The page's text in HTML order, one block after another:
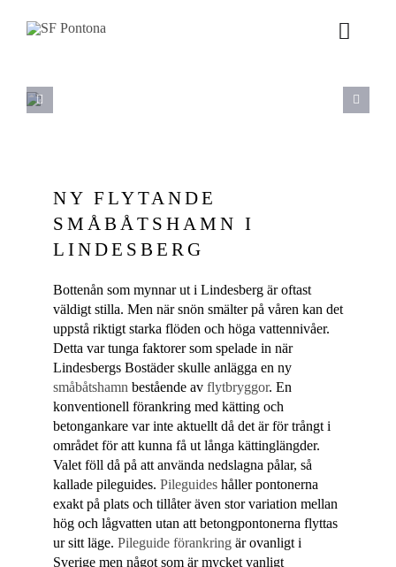
Toggle
VÅRT ERBJUDANDE
OM OSS
NY FLYTANDE
SMÅBÅTSHAMN I
LINDESBERG
Bottenån som mynnar ut i Lindesberg är oftast
väldigt stilla. Men när snön smälter på våren kan det
uppstå riktigt starka flöden och höga vattennivåer.
Detta var tunga faktorer som spelade in när
Lindesbergs Bostäder skulle anlägga en ny
småbåtshamn bestående av flytbryggor. En
konventionell förankring med kätting och
betongankare var inte aktuellt då det är för trångt i
området för att kunna få ut långa kättinglängder.
Valet föll då på att använda nedslagna pålar, så
kallade pileguides. Pileguideshåller pontonerna
exakt på plats och tillåter även stor variation mellan
hög och lågvatten utan att betongpontonerna flyttas
ur sitt läge. Pileguide förankringär ovanligt i
Sverige men något som är mycket vanligt